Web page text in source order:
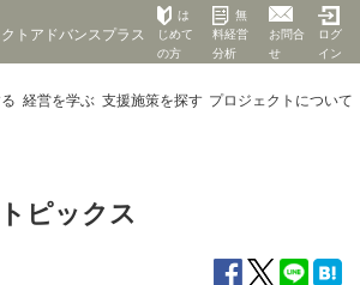
トアドバンスプラス
は
じめて
の方
無
料経営
分析
お問合
せ
ログ
イン
経営を学ぶ 支援施策を探す プロジェクト について
ピックス